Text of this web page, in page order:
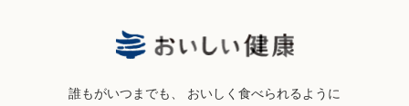
誰もがいつまでも、 おいしく食べられるように